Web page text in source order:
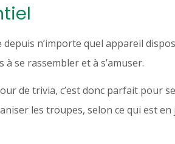
n’importe quel appareil
se rassembler et à s’amuser.
de trivia, c’est donc parfait pour
les troupes, selon ce qui est en